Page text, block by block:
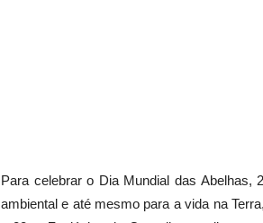
Para celebrar o Dia Mundial das
ambiental e até mesmo para a vida na